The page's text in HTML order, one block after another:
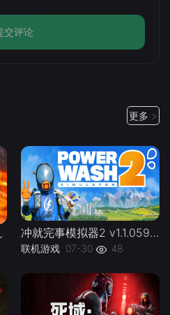
交评论
更多 >
冲就完事模拟器2 v1.1.059联机PowerWash.Simulator.2.v1.1.059kj -下载-游戏本体-绿色免安装-解压即玩~
联机游戏 07-30 48